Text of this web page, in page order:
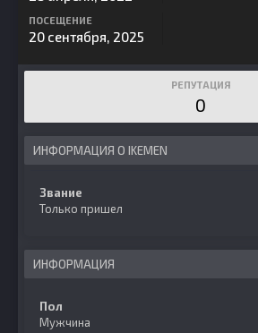
ПОСЕЩЕНИЕ
20 сентября, 2025
РЕПУТАЦИЯ
0
ИНФОРМАЦИЯ О IKEMEN
Звание
Только пришел
ИНФОРМАЦИЯ
Пол
Мужчина